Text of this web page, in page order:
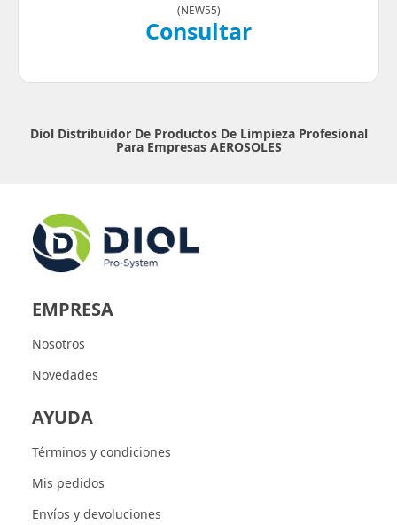
(NEW55)
Consultar
Diol Distribuidor De Productos De Limpieza Profesional
Para Empresas AEROSOLES
EMPRESA
Nosotros
Novedades
AYUDA
Términos y condiciones
Mis pedidos
Envíos y devoluciones